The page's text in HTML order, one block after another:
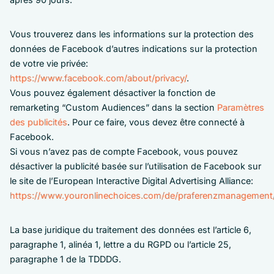
Vous trouverez dans les informations sur la protection des
données de Facebook d’autres indications sur la protection
de votre vie privée:
https://www.facebook.com/about/privacy/.
Vous pouvez également désactiver la fonction de
remarketing “Custom Audiences” dans la section Paramètres
des publicités. Pour ce faire, vous devez être connecté à
Facebook.
Si vous n’avez pas de compte Facebook, vous pouvez
désactiver la publicité basée sur l’utilisation de Facebook sur
le site de l’European Interactive Digital Advertising Alliance:
https://www.youronlinechoices.com/de/
La base juridique du traitement des données est l’article 6,
paragraphe 1, alinéa 1, lettre a du RGPD ou l’article 25,
paragraphe 1 de la TDDDG.